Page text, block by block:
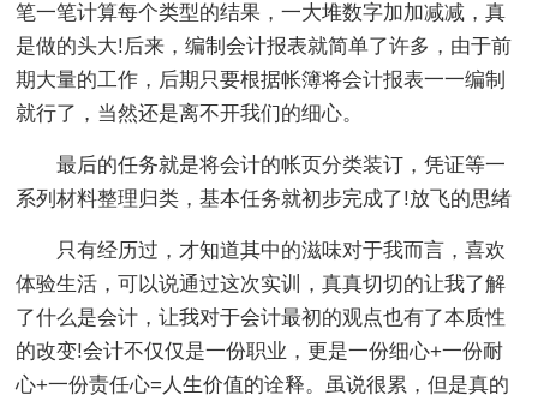
笔一笔计算每个类型的结果，一大堆数字加加减减，真
是做的头大!后来，编制会计报表就简单了许多，由于前
期大量的工作，后期只要根据帐簿将会计报表一一编制
就行了，当然还是离不开我们的细心。
最后的任务就是将会计的帐页分类装订，凭证等一
系列材料整理归类，基本任务就初步完成了!放飞的思绪
只有经历过，才知道其中的滋味对于我而言，喜欢
体验生活，可以说通过这次实训，真真切切的让我了解
了什么是会计，让我对于会计最初的观点也有了本质性
的改变!会计不仅仅是一份职业，更是一份细心+一份耐
心+一份责任心=人生价值的诠释。虽说很累，但是真的